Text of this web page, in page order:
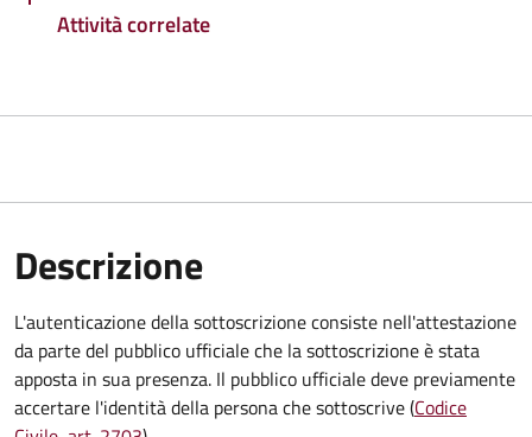
Attività correlate
Descrizione
L'autenticazione della sottoscrizione consiste nell'attestazione
da parte del pubblico ufficiale che la sottoscrizione è stata
apposta in sua presenza. Il pubblico ufficiale deve previamente
accertare l'identità della persona che sottoscrive (Codice